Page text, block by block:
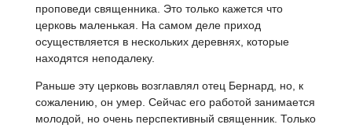
проповеди священника. Это только кажется что
церковь маленькая. На самом деле приход
осуществляется в нескольких деревнях, которые
находятся неподалеку.
Раньше эту церковь возглавлял отец Бернард, но, к
сожалению, он умер. Сейчас его работой занимается
молодой, но очень перспективный священник. Только